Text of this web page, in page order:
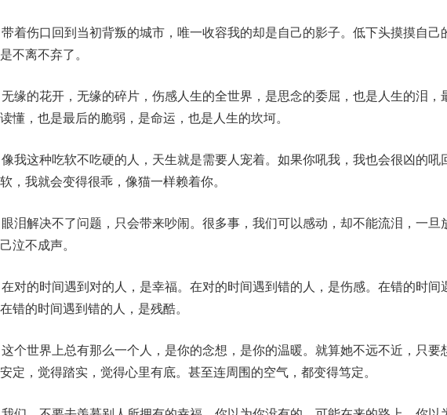
着伤口回到当初背叛的城市，唯一收容我的却是自己的影子。低下头摸摸自己
不离不弃了。
缘的花开，无缘的碎片，伤感人生的全世界，是思念的委屈，也是人生的泪，
懂，也是最后的脆弱，是命运，也是人生的坎坷。
我这种吃软不吃硬的人，天生就是需要人宠着。如果你吼我，我也会很凶的吼
，我就会变得很乖，像猫一样赖着你。
泪解决不了问题，只会带来吵闹。很多事，我们可以感动，却不能流泪，一旦
泣不成声。
对的时间遇到对的人，是幸福。在对的时间遇到错的人，是伤感。在错的时间
错的时间遇到错的人，是残酷。
个世界上总有那么一个人，是你的念想，是你的温暖。就算她不远不近，只要
定，觉得踏实，觉得心里有底。甚至连周围的空气，都变得笃定。